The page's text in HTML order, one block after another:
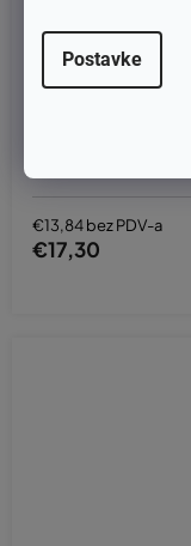
Postavke
Povratna opruga
€13,84 bez PDV-a
€17,30